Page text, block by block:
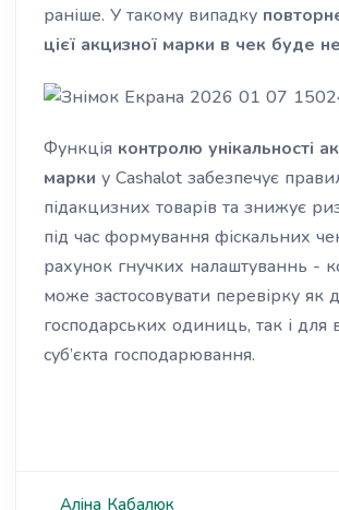
раніше. У такому випадку
цієї акцизної марки в чек буде
Функція контролю унікальності
марки у Cashalot забезпечує
підакцизних товарів та знижує
під час формування фіскальних
рахунок гнучких налаштуваннь -
може застосовувати перевірку як
господарських одиниць, так і для
суб’єкта господарювання.
Аліна Кабалюк